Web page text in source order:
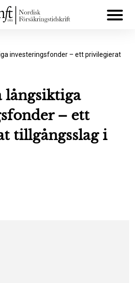
investeringsfonder – ett privilegierat
långsiktiga
– ett
tillgångsslag i